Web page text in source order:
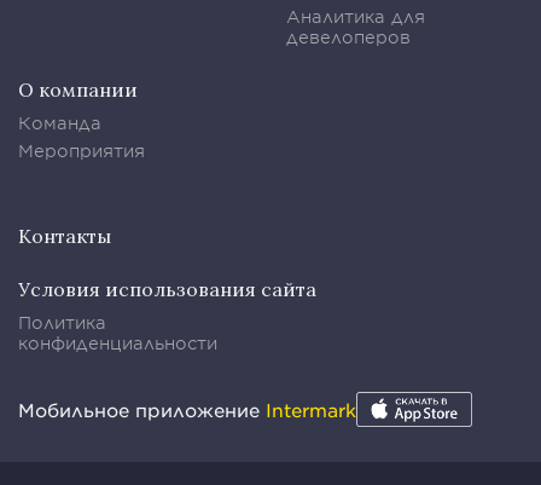
Аналитика для
девелоперов
О компании
Команда
Мероприятия
Контакты
Условия использования сайта
Политика
конфиденциальности
Мобильное приложение Intermark